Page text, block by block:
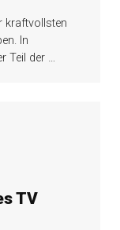
kraftvollsten
In
Teil der …
TV